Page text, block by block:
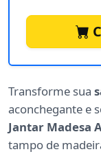
Transforme sua
aconchegante e
Jantar Madesa
tampo de